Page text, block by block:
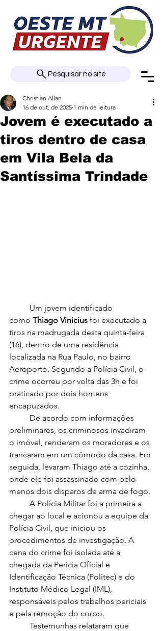
Pesquisar no site
Jovem é executado a
tiros dentro de casa
em Vila Bela da
Santíssima Trindade
Christian Allan
16 de out. de 2025 1 min de leitura
como Thiago Vinicius foi executado a
tiros na madrugada desta quinta-feira
(16), dentro de uma residência
localizada na Rua Paulo, no bairro
Aeroporto. Segundo a Polícia Civil, o
crime ocorreu por volta das 3h e foi
praticado por dois homens
encapuzados.
preliminares, os criminosos invadiram
o imóvel, renderam os moradores e os
trancaram em um cômodo da casa. Em
seguida, levaram Thiago até a cozinha,
onde ele foi assassinado com pelo
menos dois disparos de arma de fogo.
chegar ao local e acionou a equipe da
Polícia Civil, que iniciou os
procedimentos de investigação. A
cena do crime foi isolada até a
chegada da Perícia Oficial e
Identificação Técnica (Politec) e do
Instituto Médico Legal (IML),
responsáveis pelos trabalhos periciais
e pela remoção do corpo.